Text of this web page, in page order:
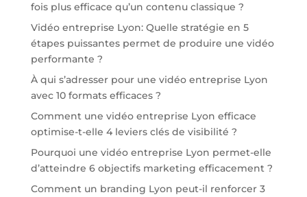
fois plus efficace qu’un contenu classique ?
Vidéo entreprise Lyon: Quelle stratégie en 5
étapes puissantes permet de produire une vidéo
performante ?
À qui s’adresser pour une vidéo entreprise Lyon
avec 10 formats efficaces ?
Comment une vidéo entreprise Lyon efficace
optimise-t-elle 4 leviers clés de visibilité ?
Pourquoi une vidéo entreprise Lyon permet-elle
d’atteindre 6 objectifs marketing efficacement ?
Comment un branding Lyon peut-il renforcer 3